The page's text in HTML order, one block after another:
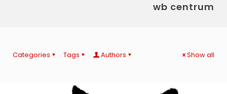
wb centrum
Categories Tags Authors Show all